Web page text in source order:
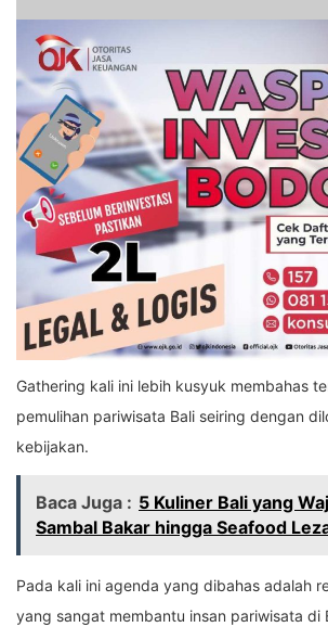
Gathering kali ini lebih kusyuk membahas
pemulihan pariwisata Bali seiring dengan
kebijakan.
Baca Juga : 5 Kuliner Bali yang
Sambal Bakar hingga Seafood
Pada kali ini agenda yang dibahas adalah
yang sangat membantu insan pariwisata di